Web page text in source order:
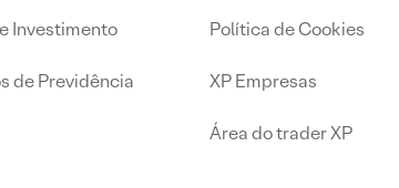
Investimento
de Previdência
Política de Cookies
XP Empresas
Área do trader XP